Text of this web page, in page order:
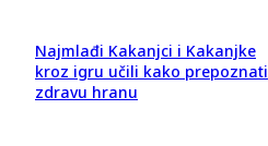
Najmlađi Kakanjci i Kakanjke
kroz igru učili kako prepoznati
zdravu hranu